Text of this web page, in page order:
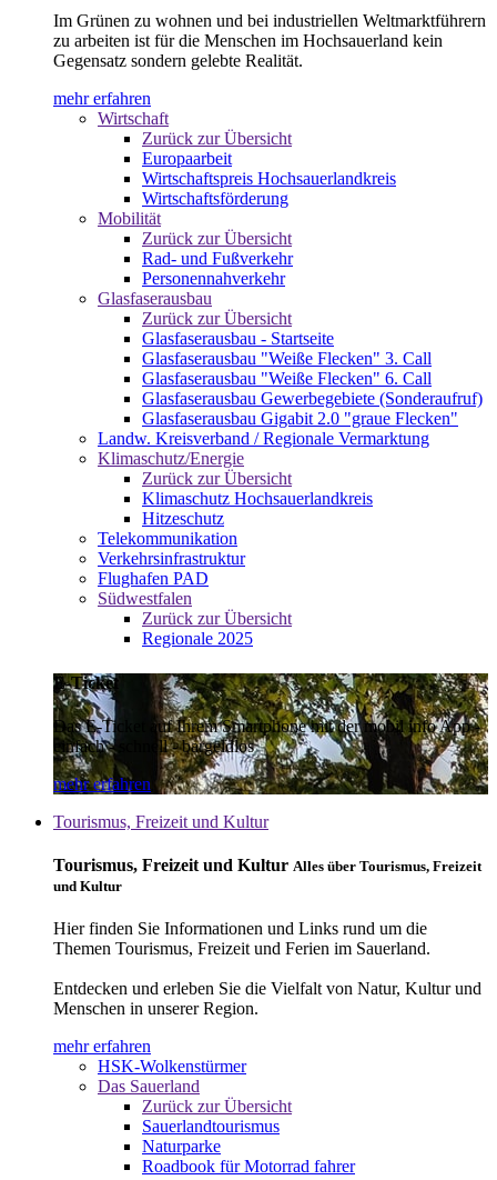
Im Grünen zu wohnen und bei industriellen Weltmarktführern
zu arbeiten ist für die Menschen im Hochsauerland kein
Gegensatz sondern gelebte Realität.
mehr erfahren
Wirtschaft
Zurück zur Übersicht
Europaarbeit
Wirtschaftspreis Hochsauerlandkreis
Wirtschaftsförderung
Mobilität
Zurück zur Übersicht
Rad- und Fußverkehr
Personennahverkehr
Glasfaserausbau
Zurück zur Übersicht
Glasfaserausbau - Startseite
Glasfaserausbau "Weiße Flecken" 3. Call
Glasfaserausbau "Weiße Flecken" 6. Call
Glasfaserausbau Gewerbegebiete (Sonderaufruf)
Glasfaserausbau Gigabit 2.0 "graue Flecken"
Landw. Kreisverband / Regionale Vermarktung
Klimaschutz/Energie
Zurück zur Übersicht
Klimaschutz Hochsauerlandkreis
Hitzeschutz
Telekommunikation
Verkehrsinfrastruktur
Flughafen PAD
Südwestfalen
Zurück zur Übersicht
Regionale 2025
E-Ticket
Das E-Ticket auf Ihrem Smartphone mit der mobil info App -
einfach - schnell - bargeldlos
mehr erfahren
Tourismus, Freizeit und Kultur
Tourismus, Freizeit und Kultur Alles über Tourismus, Freizeit
und Kultur
Hier finden Sie Informationen und Links rund um die
Themen Tourismus, Freizeit und Ferien im Sauerland.
Entdecken und erleben Sie die Vielfalt von Natur, Kultur und
Menschen in unserer Region.
mehr erfahren
HSK-Wolkenstürmer
Das Sauerland
Zurück zur Übersicht
Sauerlandtourismus
Naturparke
Roadbook für Motorrad fahrer